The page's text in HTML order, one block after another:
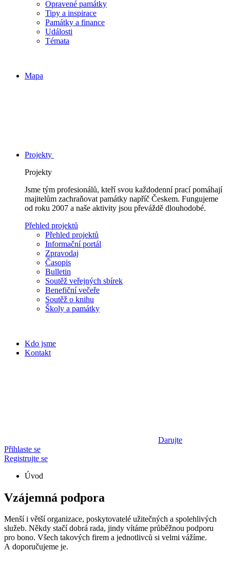
Opravené památky
Tipy a inspirace
Památky a finance
Události
Témata
Mapa
Projekty
Projekty
Jsme tým profesionálů, kteří svou každodenní prací pomáhají
majitelům zachraňovat památky napříč Českem. Fungujeme
od roku 2007 a naše aktivity jsou převáždě dlouhodobé.
Přehled projektů
Přehled projektů
Informační portál
Zpravodaj
Časopis
Bulletin
Soutěž veřejných sbírek
Benefiční večeře
Soutěž o knihu
Školy a památky
Kdo jsme
Kontakt
Darujte
Přihlaste se
Registrujte se
Úvod
Vzájemná podpora
Menší i větší organizace, poskytovatelé užitečných a spolehlivých
služeb. Někdy stačí dobrá rada, jindy vítáme průběžnou podporu
pro bono. Všech takových firem a jednotlivců si velmi vážíme.
A doporučujeme je.